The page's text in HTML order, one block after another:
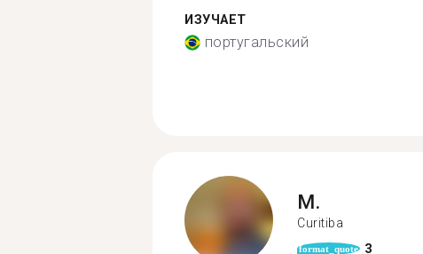
ИЗУЧАЕТ
португальский
M.
Curitiba
format_quote 3